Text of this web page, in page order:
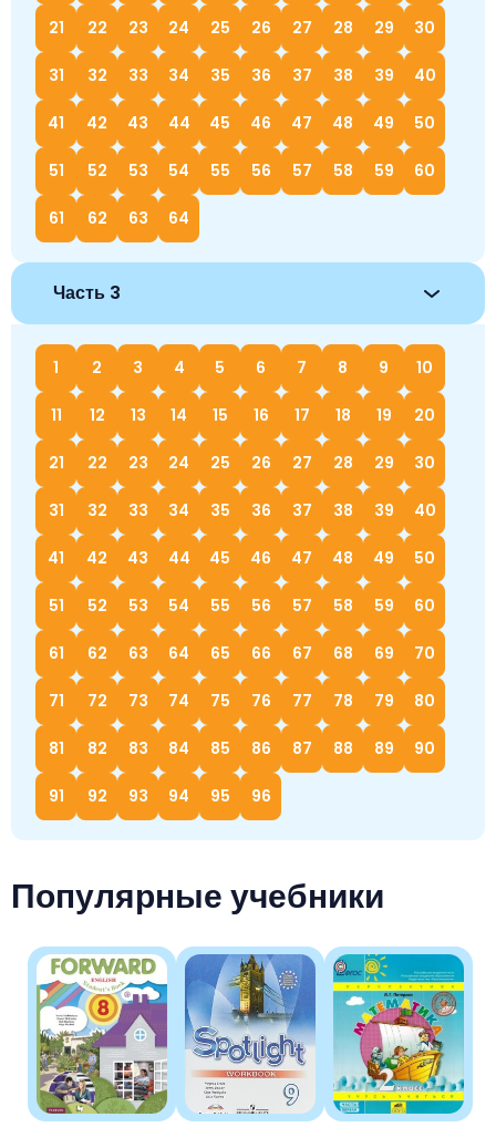
21 22 23 24 25 26 27 28 29 30
31 32 33 34 35 36 37 38 39 40
41 42 43 44 45 46 47 48 49 50
51 52 53 54 55 56 57 58 59 60
61 62 63 64
Часть 3
1 2 3 4 5 6 7 8 9 10
11 12 13 14 15 16 17 18 19 20
21 22 23 24 25 26 27 28 29 30
31 32 33 34 35 36 37 38 39 40
41 42 43 44 45 46 47 48 49 50
51 52 53 54 55 56 57 58 59 60
61 62 63 64 65 66 67 68 69 70
71 72 73 74 75 76 77 78 79 80
81 82 83 84 85 86 87 88 89 90
91 92 93 94 95 96
Популярные учебники